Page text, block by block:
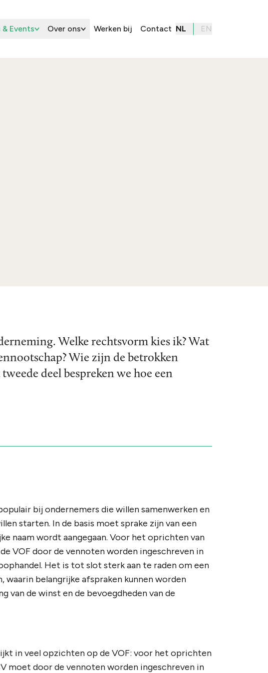
& Events Over ons Werken bij Contact NL EN
Welke rechtsvorm kies ik? Wat
Wie zijn de betrokken
deel bespreken we hoe een
bij ondernemers die willen samenwerken en
starten. In de basis moet sprake zijn van een
naam wordt aangegaan. Voor het oprichten van
VOF door de vennoten worden ingeschreven in
Het is tot slot sterk aan te raden om een
belangrijke afspraken kunnen worden
van de winst en de bevoegdheden van de
in veel opzichten op de VOF: voor het oprichten
moet door de vennoten worden ingeschreven in